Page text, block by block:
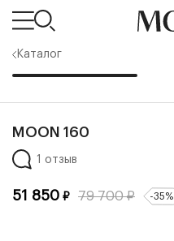
Каталог
MOON 160
1 отзыв
51 850 ₽ 79 700₽ -35%